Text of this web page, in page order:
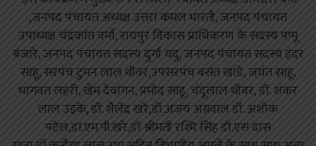
,जनपद पंचायत अध्यक्ष उत्तरा कमल भारती, जनपद पंचायत
उपाध्यक्ष चंद्रकांत वर्मा, रायपुर विकास प्राधिकरण के सदस्य पप्पू
बंजारे, जनपद पंचायत सदस्य दुर्गा यदु, जनपद पंचायत सदस्य इंदर
साहू, सरपंच टुमन लाल धीवर,उपसरपंच बसंत खांडे, जयंत साहू,
भागवत लहरी, खेम देवांगन, प्रमोद साहू, चंदूलाल धीवर, डॉ. शंकर
लाल उइके, डॉ. शैलेंद्र खरे,डॉ.अजय अग्रवाल डॉ. अशोक
पटेल,डां.एम.पी.खरे,डॉ श्रीमती रश्मि सिंह डॉ.एस दास